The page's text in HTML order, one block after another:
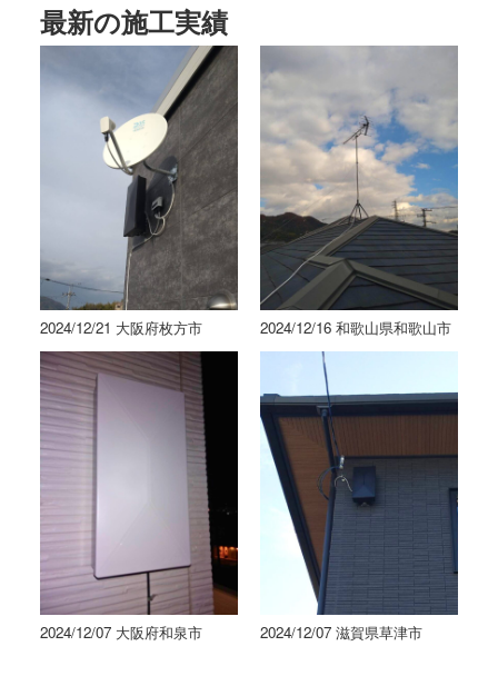
最新の施工実績
2024/12/21 大阪府枚方市 2024/12/16 和歌山県和歌山市
2024/12/07 大阪府和泉市 2024/12/07 滋賀県草津市